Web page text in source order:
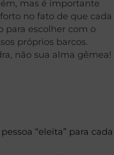
mas é importante
no fato de que cada
para escolher com o
próprios barcos.
não sua alma gêmea!
“eleita” para cada